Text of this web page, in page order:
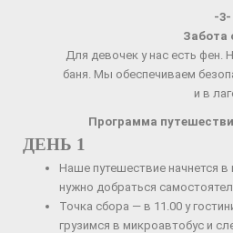
-3-
Забота
Для девочек у нас есть фен.
баня. Мы обеспечиваем
и в
Программа
ДЕНЬ 1
Наше путешествие начнется в
нужно добраться
Точка сбора — в 11.00 у
грузимся в микроавтобус и